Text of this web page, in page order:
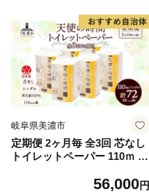
備蓄 ストック 非常用 生活応
援 川一製紙 送料無料 岐阜県
岐阜県美濃市
定期便 2ヶ月毎 全3回 芯なし
トイレットペーパー 110ｍ シ
ール 天使の時間 紙 ペーパー
56,000円